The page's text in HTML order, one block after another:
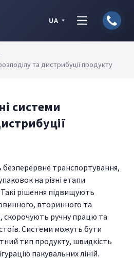
UA
та дистрибуції продукту
системи
транспортування,
на різні етапи
рішення підвищують
вторинного та
скорочують ручну працю та
Системи можуть бути
тип продукту, швидкість
пакувальних ліній.